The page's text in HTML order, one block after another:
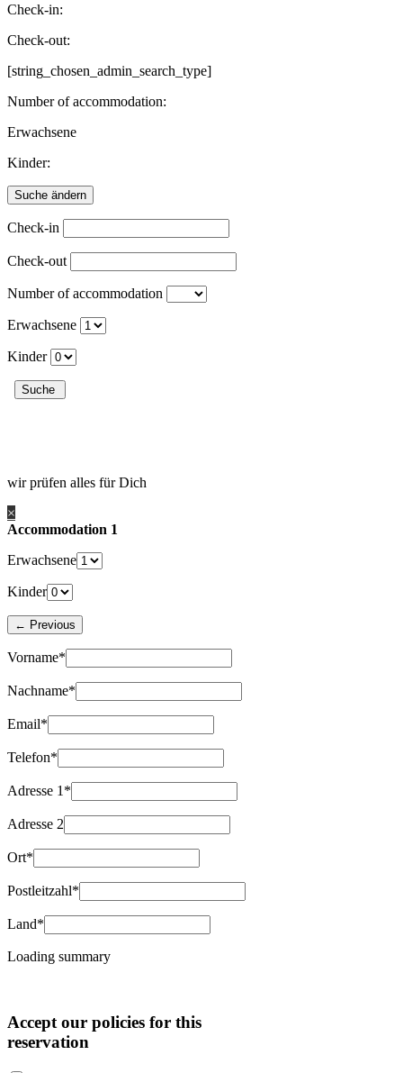
Check-in:
Check-out:
[string_chosen_admin_search_type]
Number of accommodation:
Erwachsene
Kinder:
Check-in
Check-out
Number of accommodation
Erwachsene
Kinder
wir prüfen alles für Dich
×
Accommodation 1
Erwachsene
Kinder
Vorname*
Nachname*
Email*
Telefon*
Adresse 1*
Adresse 2
Ort*
Postleitzahl*
Land*
Loading summary
Accept our policies for this
reservation